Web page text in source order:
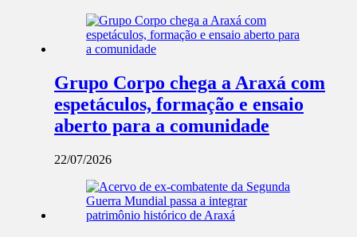
Grupo Corpo chega a Araxá com
espetáculos, formação e ensaio
aberto para a comunidade
22/07/2026